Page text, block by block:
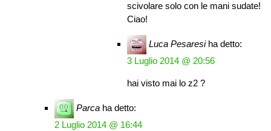
scivolare solo con le mani sudate!
Ciao!
Luca Pesaresi ha detto:
3 Luglio 2014 @ 20:56
hai visto mai lo z2 ?
Parca ha detto:
2 Luglio 2014 @ 16:44